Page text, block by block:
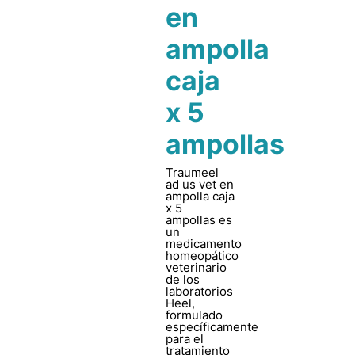
en
ampolla
caja
x 5
ampollas
Traumeel
ad us vet en
ampolla caja
x 5
ampollas es
un
medicamento
homeopático
veterinario
de los
laboratorios
Heel,
formulado
específicamente
para el
tratamiento